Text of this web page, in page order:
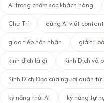
AI trong chăm sóc khách hàng
Chữ Trí
dùng AI viết content
giao tiếp hôn nhân
giá trị
kinh dịch là gì
Kinh Dịch và
Kinh Dịch Đạo của người quân tử
kỹ năng thời AI
kỹ năng tự